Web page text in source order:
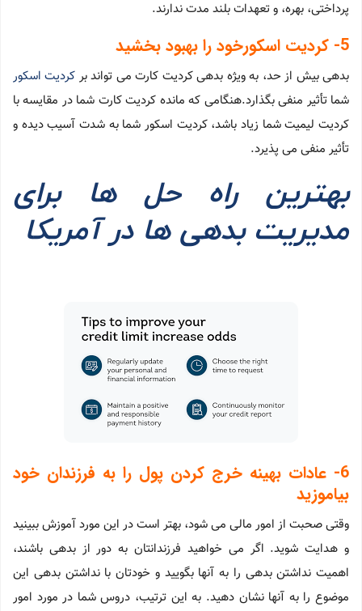
پرداختی، بهره، و تعهدات بلند مدت ندارند.
5- کردیت اسکورخود را بهبود بخشید
بدهی بیش از حد، به ویژه بدهی کردیت کارت می تواند بر کردیت اسکور
شما تأثیر منفی بگذارد.هنگامی که مانده کردیت کارت شما در مقایسه با
کردیت لیمیت شما زیاد باشد، کردیت اسکور شما به شدت آسیب دیده و
تأثیر منفی می پذیرد.
بهترین راه حل ها برای
مدیریت بدهی ها در آمریکا
6- عادات بهینه خرج کردن پول را به فرزندان خود
بیاموزید
وقتی صحبت از امور مالی می شود، بهتر است در این مورد آموزش ببینید
و هدایت شوید. اگر می خواهید فرزندانتان به دور از بدهی باشند،
اهمیت نداشتن بدهی را به آنها بگویید و خودتان با نداشتن بدهی این
موضوع را به آنها نشان دهید. به این ترتیب، دروس شما در مورد امور